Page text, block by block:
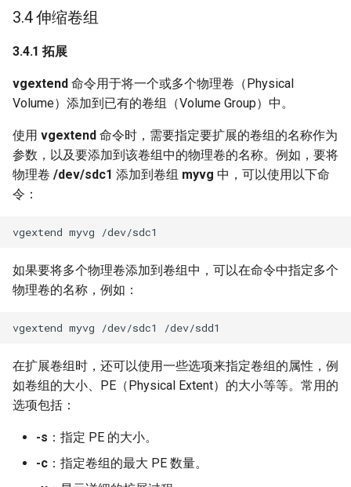
3.4 伸缩卷组
3.4.1 拓展
vgextend 命令用于将一个或多个物理卷（Physical
Volume）添加到已有的卷组（Volume Group）中。
使用 vgextend 命令时，需要指定要扩展的卷组的名称作为
参数，以及要添加到该卷组中的物理卷的名称。例如，要将
物理卷 /dev/sdc1 添加到卷组 myvg 中，可以使用以下命
令：
如果要将多个物理卷添加到卷组中，可以在命令中指定多个
物理卷的名称，例如：
在扩展卷组时，还可以使用一些选项来指定卷组的属性，例
如卷组的大小、PE（Physical Extent）的大小等等。常用的
选项包括：
-s ：指定 PE 的大小。
-c ：指定卷组的最大 PE 数量。